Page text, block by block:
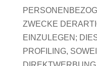
ZWECKE
EINZULEGEN;
PROFILING,